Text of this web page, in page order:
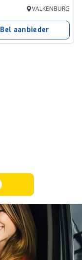
VALKENBURG
Bel aanbieder